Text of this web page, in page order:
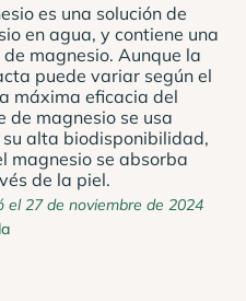
es una solución de
en agua, y contiene una
magnesio. Aunque la
puede variar según el
máxima eficacia del
de magnesio se usa
alta biodisponibilidad,
magnesio se absorba
de la piel.
el 27 de noviembre de 2024